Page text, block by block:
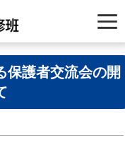
保護者交流会の開